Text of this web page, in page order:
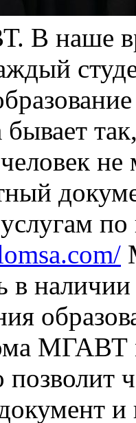
В нaшe
в
МГАВТ
и